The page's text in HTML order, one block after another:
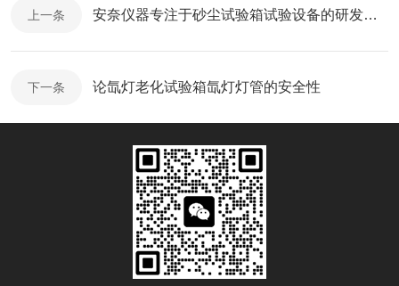
上一条 安奈仪器专注于砂尘试验箱试验设备的研发制造
下一条 论氙灯老化试验箱氙灯灯管的安全性